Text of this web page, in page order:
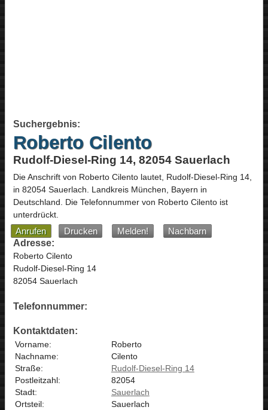
Suchergebnis:
Roberto Cilento
Rudolf-Diesel-Ring 14, 82054 Sauerlach
Die Anschrift von Roberto Cilentolautet, Rudolf-Diesel-Ring 14,
in 82054 Sauerlach. Landkreis München, Bayern in
Deutschland. Die Telefonnummer von Roberto Cilento ist
unterdrückt.
Anrufen Drucken Melden!
Nachbarn
Adresse:
Roberto Cilento
Rudolf-Diesel-Ring 14
82054 Sauerlach
Telefonnummer:
Kontaktdaten:
Vorname:
Roberto
Nachname:
Cilento
Straße:
Rudolf-Diesel-Ring 14
Postleitzahl:
82054
Stadt:
Sauerlach
Ortsteil:
Sauerlach